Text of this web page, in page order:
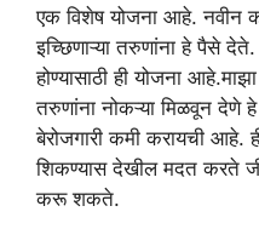
एक विशेष योजना आहे. नवीन
इच्छिणाऱ्या तरुणांना हे पैसे
होण्यासाठी ही योजना
तरुणांना नोकऱ्या मिळवून देणे
बेरोजगारी कमी करायची आहे.
शिकण्यास देखील मदत करते जी
करू शकते.